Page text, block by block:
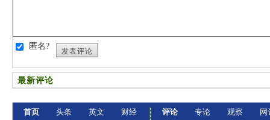
匿名?
发表评论
最新评论
首页
头条
英文
财经
评论
专论
观察
网